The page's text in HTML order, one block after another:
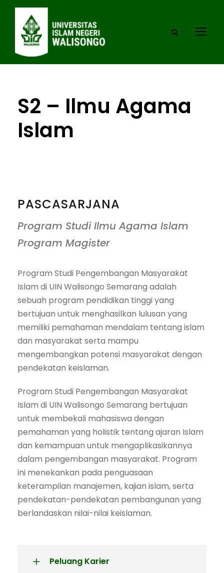
S2 – Ilmu Agama
Islam
PASCASARJANA
Program Studi Ilmu Agama Islam
Program Magister
Program Studi Pengembangan Masyarakat
Islam di UIN Walisongo Semarang adalah
sebuah program pendidikan tinggi yang
bertujuan untuk menghasilkan lulusan yang
memiliki pemahaman mendalam tentang islam
dan masyarakat serta mampu
mengembangkan potensi masyarakat dengan
pendekatan keislaman.
Program Studi Pengembangan Masyarakat
Islam di UIN Walisongo Semarang bertujuan
untuk membekali mahasiswa dengan
pemahaman yang holistik tentang ajaran Islam
dan kemampuan untuk mengaplikasikannya
dalam pengembangan masyarakat. Program
ini menekankan pada penguasaan
keterampilan manajemen, kajian islam, serta
pendekatan-pendekatan pembangunan yang
berlandaskan nilai-nilai keislaman.
Peluang Karier